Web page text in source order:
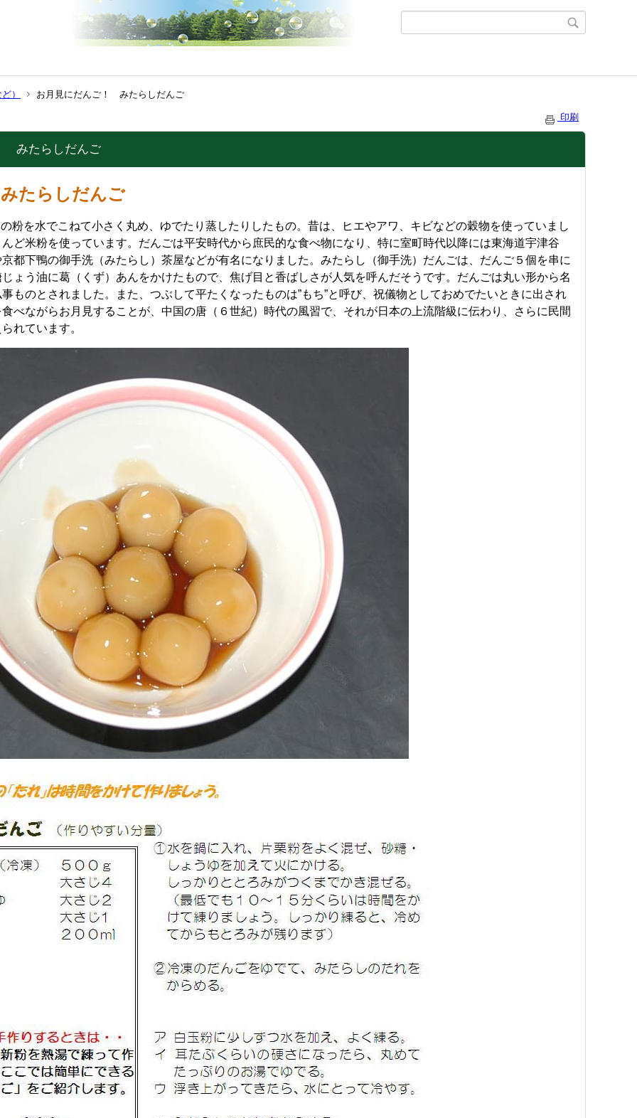
） お月見にだんご！ みたらしだんご
印刷
みたらしだんご
みたらしだんご
粉を水でこねて小さく丸め、ゆでたり蒸したりしたもの。昔は、ヒエやアワ、キビなどの穀物を使っていまし
ど米粉を使っています。だんごは平安時代から庶民的な食べ物になり、特に室町時代以降には東海道宇津谷
都下鴨の御手洗（みたらし）茶屋などが有名になりました。みたらし（御手洗）だんごは、だんご５個を串に
ょう油に葛（くず）あんをかけたもので、焦げ目と香ばしさが人気を呼んだそうです。だんごは丸い形から名
ものとされました。また、つぶして平たくなったものは”もち”と呼び、祝儀物としておめでたいときに出され
べながらお月見することが、中国の唐（６世紀）時代の風習で、それが日本の上流階級に伝わり、さらに民間
れています。